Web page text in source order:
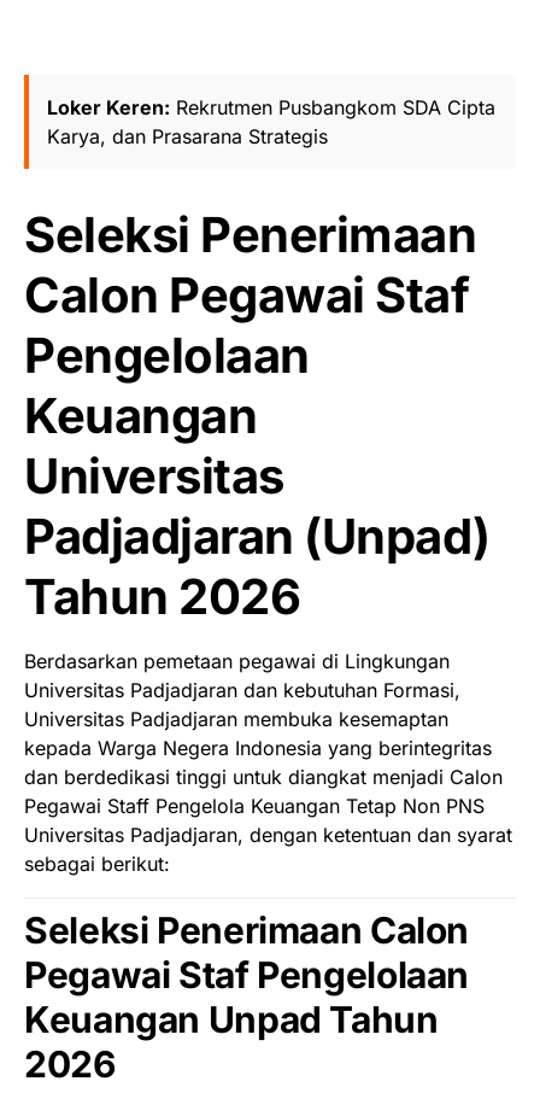
Loker Keren: Rekrutmen Pusbangkom SDA Cipta
Karya, dan Prasarana Strategis
Seleksi Penerimaan
Calon Pegawai Staf
Pengelolaan
Keuangan
Universitas
Padjadjaran (Unpad)
Tahun 2026
Berdasarkan pemetaan pegawai di Lingkungan
Universitas Padjadjaran dan kebutuhan Formasi,
Universitas Padjadjaran membuka kesemaptan
kepada Warga Negera Indonesia yang berintegritas
dan berdedikasi tinggi untuk diangkat menjadi Calon
Pegawai Staff Pengelola Keuangan Tetap Non PNS
Universitas Padjadjaran, dengan ketentuan dan syarat
sebagai berikut:
Seleksi Penerimaan Calon
Pegawai Staf Pengelolaan
Keuangan Unpad Tahun
2026